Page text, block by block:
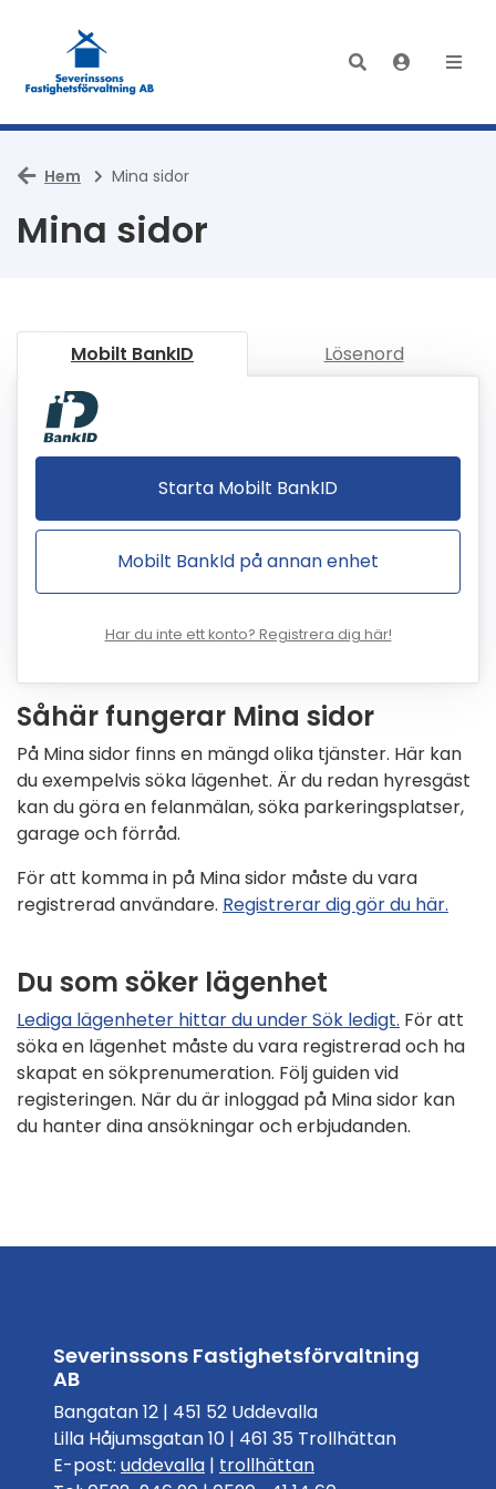
Hem Mina sidor
Mina sidor
Mobilt BankID Lösenord
Starta Mobilt BankID
Mobilt BankId på annan enhet
Har du inte ett konto? Registrera dig här!
Såhär fungerar Mina sidor
På Mina sidor finns en mängd olika tjänster. Här kan
du exempelvis söka lägenhet. Är du redan hyresgäst
kan du göra en felanmälan, söka parkeringsplatser,
garage och förråd.
För att komma in på Mina sidor måste du vara
registrerad användare. Registrerar dig gör du här.
Du som söker lägenhet
Lediga lägenheter hittar du under Sök ledigt. För att
söka en lägenhet måste du vara registrerad och ha
skapat en sökprenumeration. Följ guiden vid
registeringen. När du är inloggad på Mina sidor kan
du hanter dina ansökningar och erbjudanden.
Severinssons Fastighetsförvaltning
AB
Bangatan 12 | 451 52 Uddevalla
Lilla Håjumsgatan 10 | 461 35 Trollhättan
E-post: uddevalla | trollhättan